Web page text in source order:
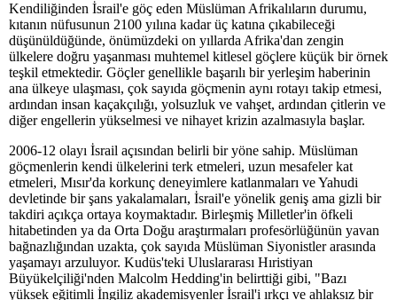
Kendiliğinden İsrail'e göç eden Müslüman Afrikalıların durumu,
kıtanın nüfusunun 2100 yılına kadar üç katına çıkabileceği
düşünüldüğünde, önümüzdeki on yıllarda Afrika'dan zengin
ülkelere doğru yaşanması muhtemel kitlesel göçlere küçük bir örnek
teşkil etmektedir. Göçler genellikle başarılı bir yerleşim haberinin
ana ülkeye ulaşması, çok sayıda göçmenin aynı rotayı takip etmesi,
ardından insan kaçakçılığı, yolsuzluk ve vahşet, ardından çitlerin ve
diğer engellerin yükselmesi ve nihayet krizin azalmasıyla başlar.
2006-12 olayı İsrail açısından belirli bir yöne sahip. Müslüman
göçmenlerin kendi ülkelerini terk etmeleri, uzun mesafeler kat
etmeleri, Mısır'da korkunç deneyimlere katlanmaları ve Yahudi
devletinde bir şans yakalamaları, İsrail'e yönelik geniş ama gizli bir
takdiri açıkça ortaya koymaktadır. Birleşmiş Milletler'in öfkeli
hitabetinden ya da Orta Doğu araştırmaları profesörlüğünün yavan
bağnazlığından uzakta, çok sayıda Müslüman Siyonistler arasında
yaşamayı arzuluyor. Kudüs'teki Uluslararası Hıristiyan
Büyükelçiliği'nden Malcolm Hedding'in belirttiği gibi, "Bazı
yüksek eğitimli İngiliz akademisyenler İsrail'i ırkçı ve ahlaksız bir